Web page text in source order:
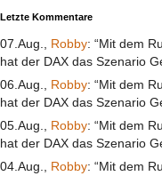
Letzte Kommentare
07.Aug., Robby: “Mit dem
hat der DAX das Szenario
06.Aug., Robby: “Mit dem
hat der DAX das Szenario
05.Aug., Robby: “Mit dem
hat der DAX das Szenario
04.Aug., Robby: “Mit dem